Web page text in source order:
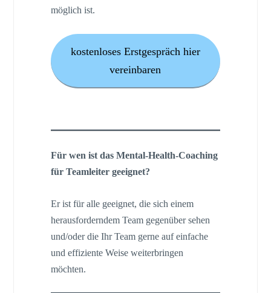
möglich ist.
kostenloses Erstgespräch hier
vereinbaren
Für wen ist das Mental-Health-Coaching
für Teamleiter geeignet?
Er ist für alle geeignet, die sich einem
herausforderndem Team gegenüber sehen
und/oder die Ihr Team gerne auf einfache
und effiziente Weise weiterbringen
möchten.